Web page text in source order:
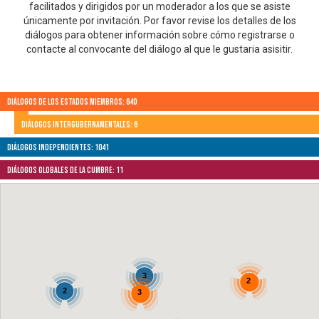
facilitados y dirigidos por un moderador a los que se asiste
únicamente por invitación. Por favor revise los detalles de los
diálogos para obtener información sobre cómo registrarse o
contacte al convocante del diálogo al que le gustaria asisitir.
Diálogos de los Estados Miembros: 640
Diálogos Intergubernamentales: 6
Diálogos independientes: 1041
Diálogos globales de la Cumbre: 11
3
2 3
2